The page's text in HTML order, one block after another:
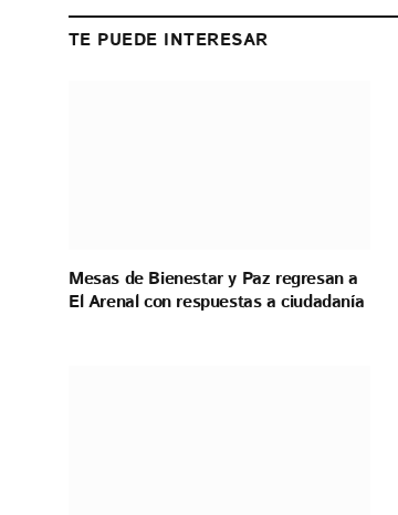
TE PUEDE INTERESAR
Mesas de Bienestar y Paz regresan a
El Arenal con respuestas a ciudadanía